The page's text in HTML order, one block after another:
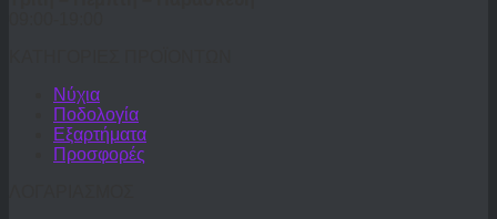
Νύχια
Ποδολογία
Εξαρτήματα
Προσφορές